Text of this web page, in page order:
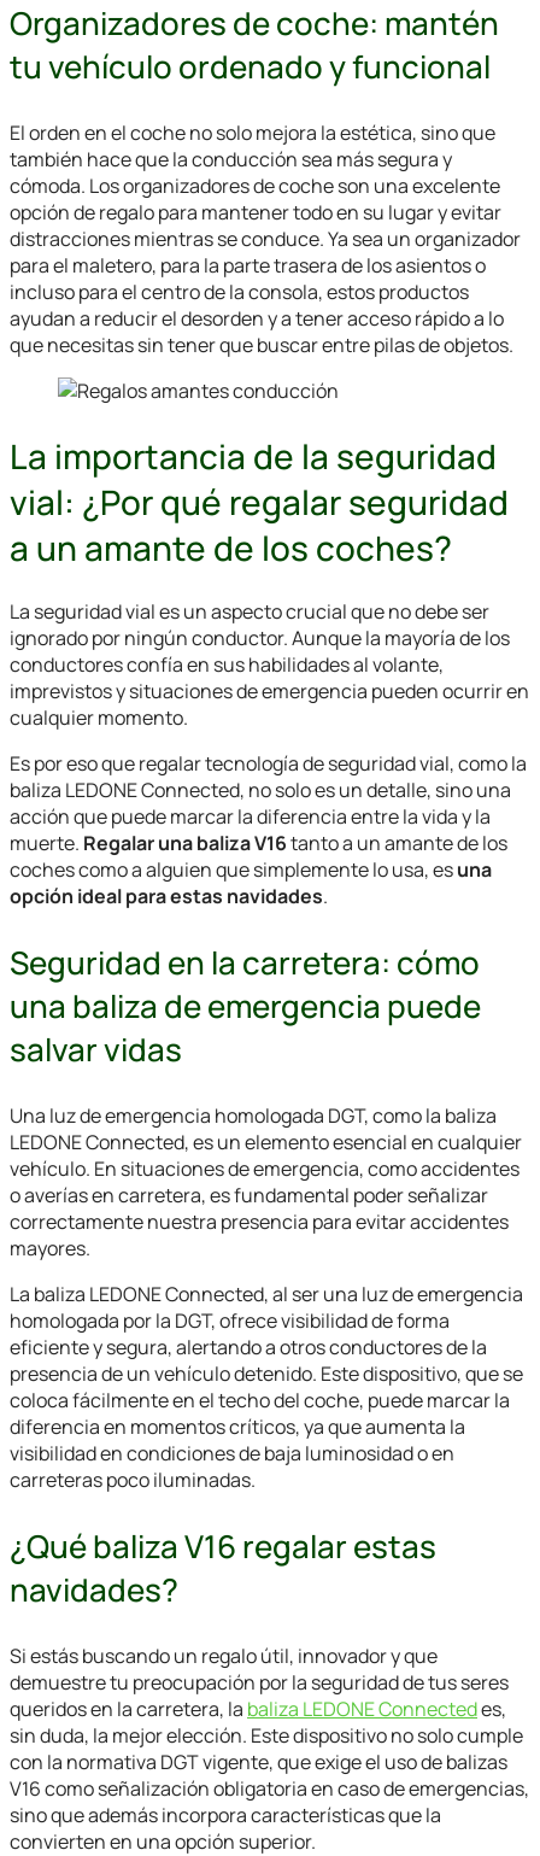
Organizadores de coche: mantén
tu vehículo ordenado y funcional
El orden en el coche no solo mejora la estética, sino que
también hace que la conducción sea más segura y
cómoda. Los organizadores de coche son una excelente
opción de regalo para mantener todo en su lugar y evitar
distracciones mientras se conduce. Ya sea un organizador
para el maletero, para la parte trasera de los asientos o
incluso para el centro de la consola, estos productos
ayudan a reducir el desorden y a tener acceso rápido a lo
que necesitas sin tener que buscar entre pilas de objetos.
La importancia de la seguridad
vial: ¿Por qué regalar seguridad
a un amante de los coches?
La seguridad vial es un aspecto crucial que no debe ser
ignorado por ningún conductor. Aunque la mayoría de los
conductores confía en sus habilidades al volante,
imprevistos y situaciones de emergencia pueden ocurrir en
cualquier momento.
Es por eso que regalar tecnología de seguridad vial, como la
baliza LEDONE Connected, no solo es un detalle, sino una
acción que puede marcar la diferencia entre la vida y la
muerte. Regalar una baliza V16tanto a un amante de los
coches como a alguien que simplemente lo usa, esuna
opción ideal para estas navidades.
Seguridad en la carretera: cómo
una baliza de emergencia puede
salvar vidas
Una luz de emergencia homologada DGT, como la baliza
LEDONE Connected, es un elemento esencial en cualquier
vehículo. En situaciones de emergencia, como accidentes
o averías en carretera, es fundamental poder señalizar
correctamente nuestra presencia para evitar accidentes
mayores.
La baliza LEDONE Connected, al ser una luz de emergencia
homologada por la DGT, ofrece visibilidad de forma
eficiente y segura, alertando a otros conductores de la
presencia de un vehículo detenido. Este dispositivo, que se
coloca fácilmente en el techo del coche, puede marcar la
diferencia en momentos críticos, ya que aumenta la
visibilidad en condiciones de baja luminosidad o en
carreteras poco iluminadas.
¿Qué baliza V16 regalar estas
navidades?
Si estás buscando un regalo útil, innovador y que
demuestre tu preocupación por la seguridad de tus seres
queridos en la carretera, la baliza LEDONE Connectedes,
sin duda, la mejor elección. Este dispositivo no solo cumple
con la normativa DGT vigente, que exige el uso de balizas
V16 como señalización obligatoria en caso de emergencias,
sino que además incorpora características que la
convierten en una opción superior.